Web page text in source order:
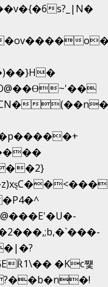
s?_|N�
�ov����
�Kc쩇